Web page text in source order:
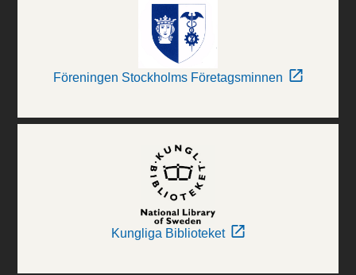
Föreningen Stockholms Företagsminnen
Kungliga Biblioteket